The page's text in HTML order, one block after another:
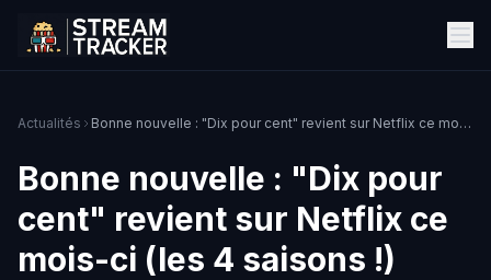
Actualités Bonne nouvelle : "Dix pour cent" revient sur Netflix ce mois-ci (les 4 saisons !)
Bonne nouvelle : "Dix pour
cent" revient sur Netflix ce
mois-ci (les 4 saisons !)